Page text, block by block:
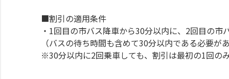
■割引の適用条件
・1回目の市バス降車から30分以内に、2回目の市
（バスの待ち時間も含めて30分以内である必要が
※30分以内に2回乗車しても、割引は最初の1回の